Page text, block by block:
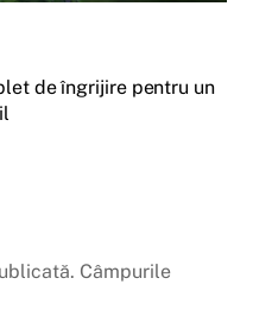
de îngrijire pentru un
Câmpurile